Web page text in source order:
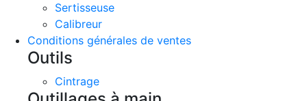
Sertisseuse
Calibreur
Conditions générales de ventes
Outils
Cintrage